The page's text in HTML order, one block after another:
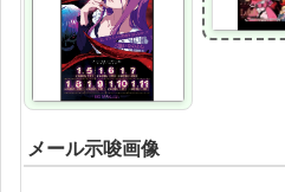
メール示唆画像